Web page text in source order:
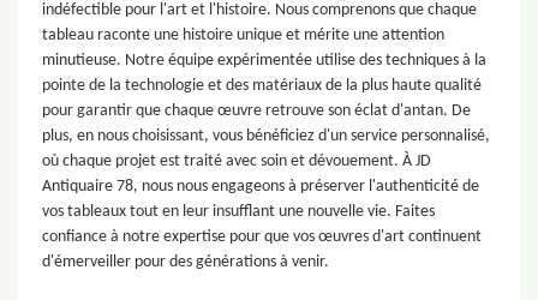
indéfectible pour l'art et l'histoire. Nous comprenons que chaque
tableau raconte une histoire unique et mérite une attention
minutieuse. Notre équipe expérimentée utilise des techniques à la
pointe de la technologie et des matériaux de la plus haute qualité
pour garantir que chaque œuvre retrouve son éclat d'antan. De
plus, en nous choisissant, vous bénéficiez d'un service personnalisé,
où chaque projet est traité avec soin et dévouement. À JD
Antiquaire 78, nous nous engageons à préserver l'authenticité de
vos tableaux tout en leur insufflant une nouvelle vie. Faites
confiance à notre expertise pour que vos œuvres d'art continuent
d'émerveiller pour des générations à venir.